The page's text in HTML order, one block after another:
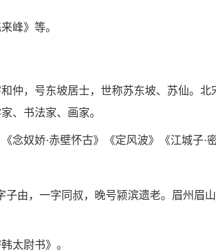
峰》等。
仲，号东坡居士，世称苏东坡、苏仙。北
、书法家、画家。
念奴娇·赤壁怀古》《定风波》《江城子·
子由，一字同叔，晚号颍滨遗老。眉州眉
太尉书》。